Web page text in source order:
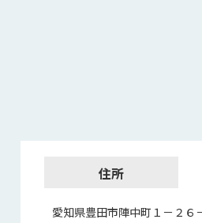
住所
愛知県豊田市陣中町１－２